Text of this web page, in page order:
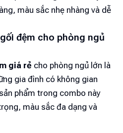
màu sắc nhẹ nhàng và dễ
đệm cho phòng ngủ
giá rẻ cho phòng ngủ lớn là
gia đình có không gian
phẩm trong combo này
màu sắc đa dạng và